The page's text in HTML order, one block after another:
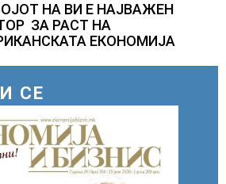
НА ВИ Е НАЈВАЖЕН
ЗА РАСТ НА
ЕКОНОМИЈА
СЕ